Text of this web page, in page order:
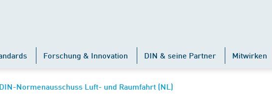
Forschung & Innovation DIN & seine Partner Mitwirken
DIN-Normenausschuss Luft- und Raumfahrt (NL)